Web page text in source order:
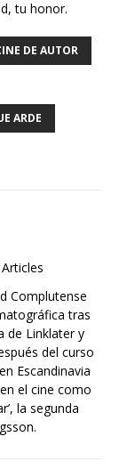
tu honor.
DE AUTOR
ARDE
Complutense
tras
de Linklater y
del curso
Escandinavia
el cine como
la segunda